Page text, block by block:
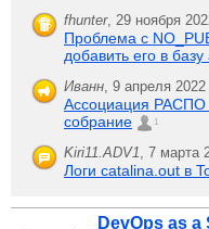
fhunter, 29 ноября
Проблема с
добавить его в
Иванн, 9 апреля
Ассоциация РАСПО
собрание
1
Kiri11.ADV1, 7 марта
Логи catalina.out в
DevOps as